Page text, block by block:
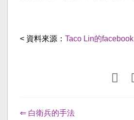
< 資料來源： Taco Lin的facebook
⇐ 白衛兵的手法